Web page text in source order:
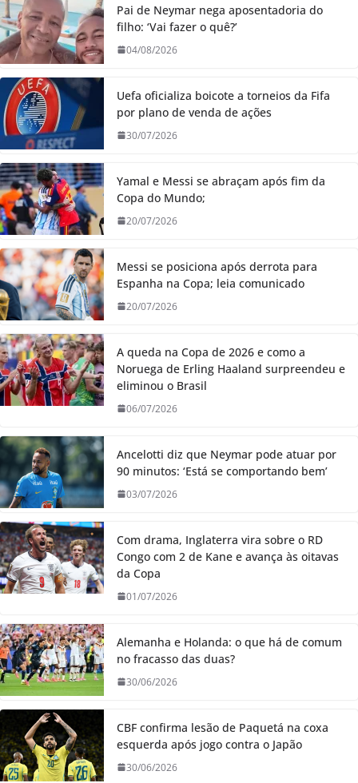
Pai de Neymar nega aposentadoria do
filho: ‘Vai fazer o quê?’
04/08/2026
Uefa oficializa boicote a torneios da Fifa
por plano de venda de ações
30/07/2026
Yamal e Messi se abraçam após fim da
Copa do Mundo;
20/07/2026
Messi se posiciona após derrota para
Espanha na Copa; leia comunicado
20/07/2026
A queda na Copa de 2026 e como a
Noruega de Erling Haaland surpreendeu e
eliminou o Brasil
06/07/2026
Ancelotti diz que Neymar pode atuar por
90 minutos: ‘Está se comportando bem’
03/07/2026
Com drama, Inglaterra vira sobre o RD
Congo com 2 de Kane e avança às oitavas
da Copa
01/07/2026
Alemanha e Holanda: o que há de comum
no fracasso das duas?
30/06/2026
CBF confirma lesão de Paquetá na coxa
esquerda após jogo contra o Japão
30/06/2026